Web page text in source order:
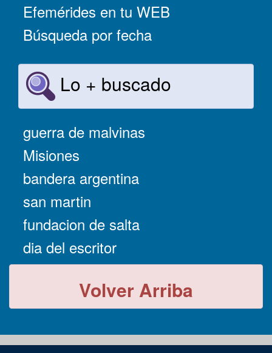
Efemérides en tu WEB
Búsqueda por fecha
Lo + buscado
guerra de malvinas
Misiones
bandera argentina
san martin
fundacion de salta
dia del escritor
Volver Arriba